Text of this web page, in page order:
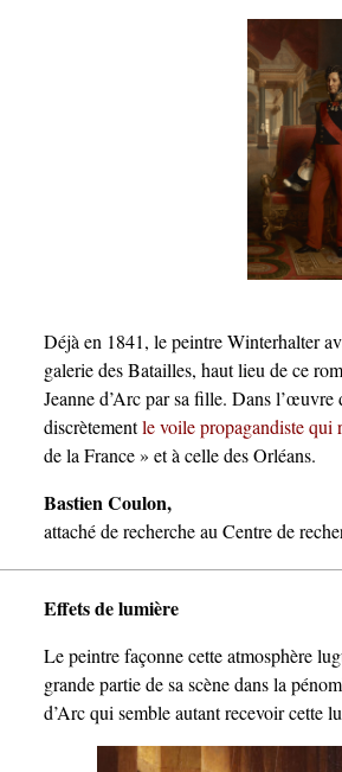
Déjà en 1841, le peintre Winterhalter
galerie des Batailles, haut lieu de ce
Jeanne d’Arc par sa fille. Dans
discrètementle voile propagandiste qui
de la France » et à celle des Orléans.
Bastien Coulon,
attaché de recherche au Centre de
Effets de lumière
Le peintre façonne cette atmosphère
grande partie de sa scène dans la
d’Arc qui semble autant recevoir cette